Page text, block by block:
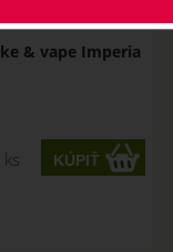
& vape Imperia
ks